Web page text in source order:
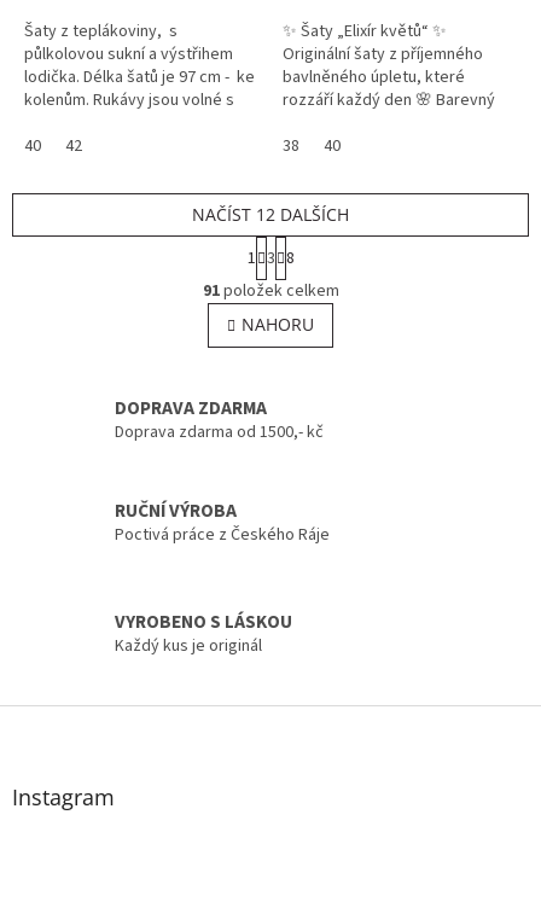
Šaty z teplákoviny, s
půlkolovou sukní a výstřihem
lodička. Délka šatů je 97 cm - ke
kolenům. Rukávy jsou volné s
40
42
✨ Šaty „Elixír květů“ ✨
Originální šaty z příjemného
bavlněného úpletu, které
rozzáří každý den 🌸 Barevný
žensky a elegantně zároveň.
38 40
O
v
l
á
í
k
p
NAČÍST 12 DALŠÍCH
S
t
r
á
n
k
n
1 3 8
91položek celkem
NAHORU
DOPRAVA ZDARMA
Doprava zdarma od 1500,- kč
RUČNÍ VÝROBA
Poctivá práce z Českého Ráje
VYROBENO S LÁSKOU
Každý kus je originál
Z
Instagram